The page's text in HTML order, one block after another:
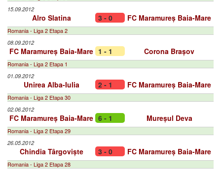
15.09.2012
Alro Slatina 3 - 0 FC Maramureș Baia-Mare
Romania - Liga 2 Etapa 2
08.09.2012
FC Maramureș Baia-Mare 1 - 1 Corona Brașov
Romania - Liga 2 Etapa 1
01.09.2012
Unirea Alba-Iulia 2 - 1 FC Maramureș Baia-Mare
Romania - Liga 2 Etapa 30
02.06.2012
FC Maramureș Baia-Mare 6 - 1 Mureșul Deva
Romania - Liga 2 Etapa 29
26.05.2012
Chindia Târgoviște 3 - 0 FC Maramureș Baia-Mare
Romania - Liga 2 Etapa 28